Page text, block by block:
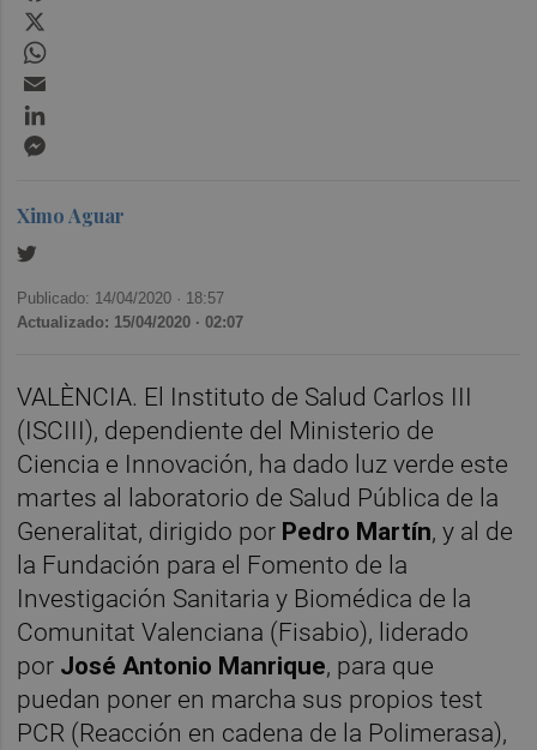
Ximo Aguar
Publicado: 14/04/2020 · 18:57
Actualizado: 15/04/2020 · 02:07
VALÈNCIA. El Instituto de Salud Carlos III
(ISCIII), dependiente del Ministerio de
Ciencia e Innovación, ha dado luz verde este
martes al laboratorio de Salud Pública de la
Generalitat, dirigido por Pedro Martín, y al de
la Fundación para el Fomento de la
Investigación Sanitaria y Biomédica de la
Comunitat Valenciana (Fisabio), liderado
por José Antonio Manrique, para que
puedan poner en marcha sus propios test
PCR (Reacción en cadena de la Polimerasa),